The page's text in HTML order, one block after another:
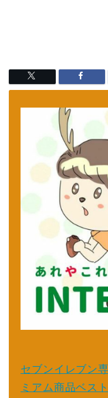
セブンイレブン
ミアム商品ベス